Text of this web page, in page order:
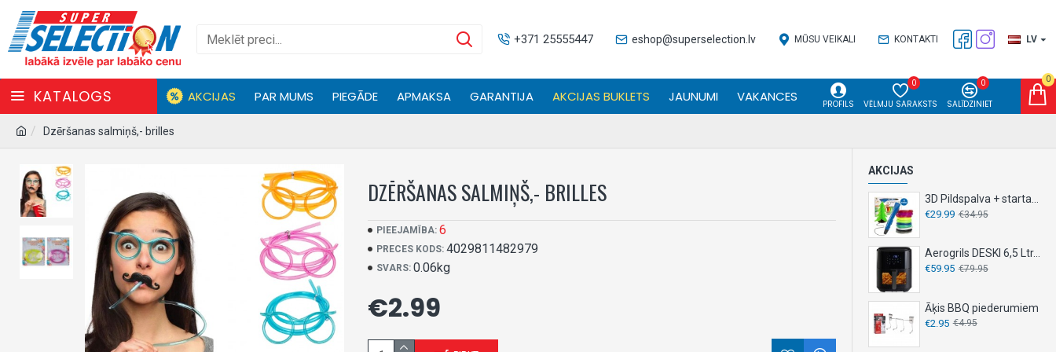
LV
+371 25555447 eshop@superselection.lv MŪSU VEIKALI KONTAKTI
KATALOGS AKCIJAS PAR MUMS PIEGĀDE APMAKSA GARANTIJA AKCIJAS BUKLETS JAUNUMI VAKANCES PROFILS VĒLMJU SARAKSTS
0
SALĪDZINIET
0 0
Dzēršanas salmiņš,- brilles
DZĒRŠANAS SALMIŅŠ,- BRILLES
PIEEJAMĪBA: 6
PRECES KODS: 4029811482979
SVARS: 0.06kg
€2.99
AKCIJAS
€29.99 €34.95
Aerogrils DESKI 6,5 Ltr. 1500 W
€59.95 €79.95
Āķis BBQ piederumiem
€2.95 €4.95